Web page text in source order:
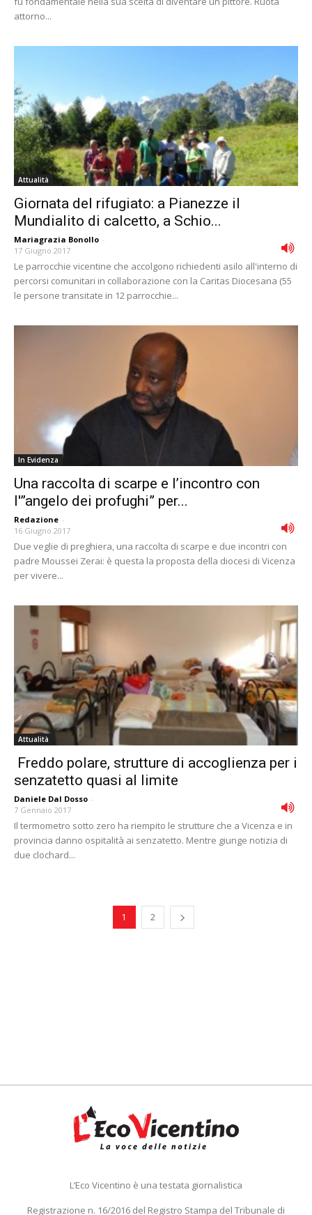
attorno...
Attualità
Giornata del rifugiato: a Pianezze il
Mundialito di calcetto, a Schio...
Mariagrazia Bonollo -
17 Giugno 2017
Le parrocchie vicentine che accolgono richiedenti asilo all'interno di
percorsi comunitari in collaborazione con la Caritas Diocesana (55
le persone transitate in 12 parrocchie...
In Evidenza
Una raccolta di scarpe e l’incontro con
l'”angelo dei profughi” per...
Redazione -
16 Giugno 2017
Due veglie di preghiera, una raccolta di scarpe e due incontri con
padre Moussei Zerai: è questa la proposta della diocesi di Vicenza
per vivere...
Attualità
Freddo polare, strutture di accoglienza per i
senzatetto quasi al limite
Daniele Dal Dosso -
7 Gennaio 2017
Il termometro sotto zero ha riempito le strutture che a Vicenza e in
provincia danno ospitalità ai senzatetto. Mentre giunge notizia di
due clochard...
1 2
L’Eco Vicentino è una testata giornalistica
Registrazione n. 16/2016 del Registro Stampa del Tribunale di